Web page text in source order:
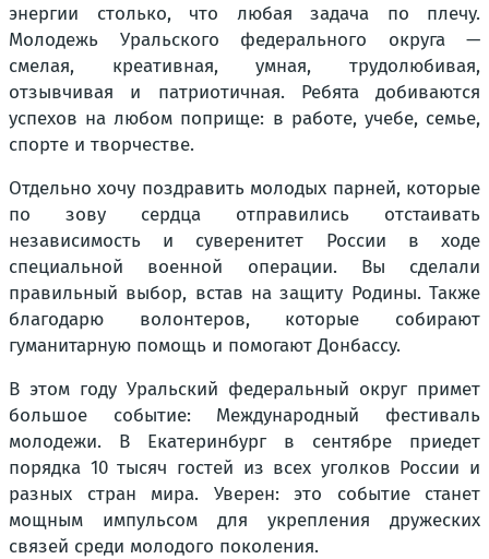
энергии столько, что любая задача по плечу.
Молодежь Уральского федерального округа —
смелая, креативная, умная, трудолюбивая,
отзывчивая и патриотичная. Ребята добиваются
успехов на любом поприще: в работе, учебе, семье,
спорте и творчестве.
Отдельно хочу поздравить молодых парней, которые
по зову сердца отправились отстаивать
независимость и суверенитет России в ходе
специальной военной операции. Вы сделали
правильный выбор, встав на защиту Родины. Также
благодарю волонтеров, которые собирают
гуманитарную помощь и помогают Донбассу.
В этом году Уральский федеральный округ примет
большое событие: Международный фестиваль
молодежи. В Екатеринбург в сентябре приедет
порядка 10 тысяч гостей из всех уголков России и
разных стран мира. Уверен: это событие станет
мощным импульсом для укрепления дружеских
связей среди молодого поколения.